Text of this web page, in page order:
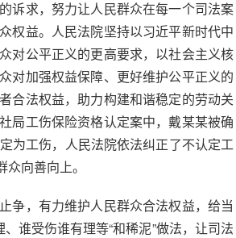
诉求，努力让人民群众在每一个司法案
权益。人民法院坚持以习近平新时代中
对公平正义的更高要求，以社会主义核
对加强权益保障、更好维护公平正义的
合法权益，助力构建和谐稳定的劳动关
局工伤保险资格认定案中，戴某某被确
为工伤，人民法院依法纠正了不认定工
向善向上。
争，有力维护人民群众合法权益，给当
谁受伤谁有理等“和稀泥”做法，让司法